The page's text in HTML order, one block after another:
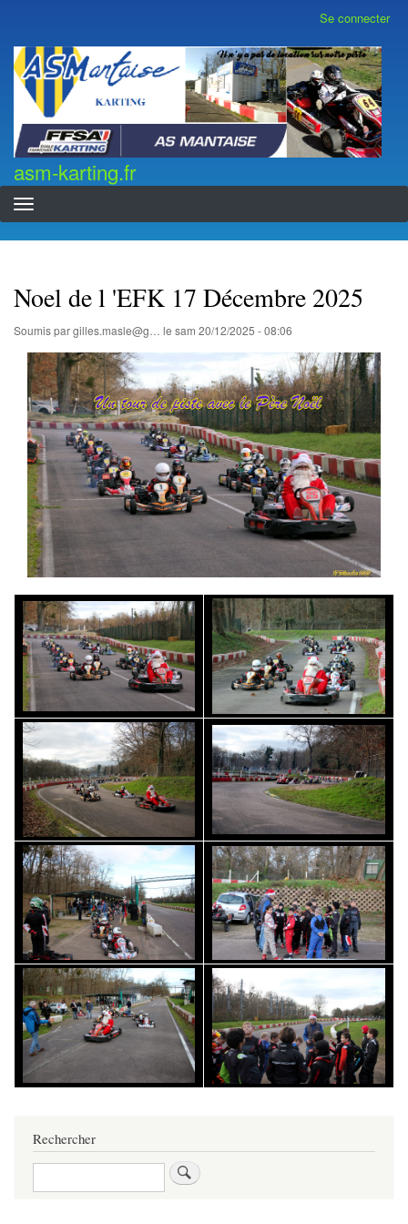
contenu
principal
compte
de
l'utilisateur
Se connecter
asm-karting.fr
asm-karting.fr
Noel de l 'EFK 17 Décembre 2025
Soumis pargilles.masle@g… le sam 20/12/2025 - 08:06
Rechercher
Rechercher